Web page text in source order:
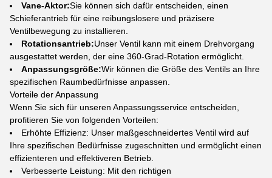
Vane-Aktor:Sie können sich dafür entscheiden, einen
Schieferantrieb für eine reibungslosere und präzisere
Ventilbewegung zu installieren.
Rotationsantrieb:Unser Ventil kann mit einem Drehvorgang
ausgestattet werden, der eine 360-Grad-Rotation ermöglicht.
Anpassungsgröße:Wir können die Größe des Ventils an Ihre
spezifischen Raumbedürfnisse anpassen.
Vorteile der Anpassung
Wenn Sie sich für unseren Anpassungsservice entscheiden,
profitieren Sie von folgenden Vorteilen:
Erhöhte Effizienz: Unser maßgeschneidertes Ventil wird auf
Ihre spezifischen Bedürfnisse zugeschnitten und ermöglicht einen
effizienteren und effektiveren Betrieb.
Verbesserte Leistung: Mit den richtigen